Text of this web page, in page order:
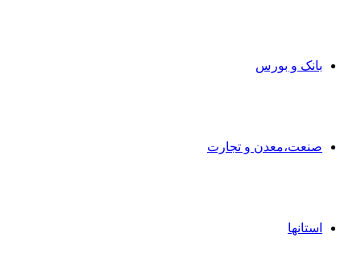
بانک و بورس
صنعت،معدن و تجارت
استانها